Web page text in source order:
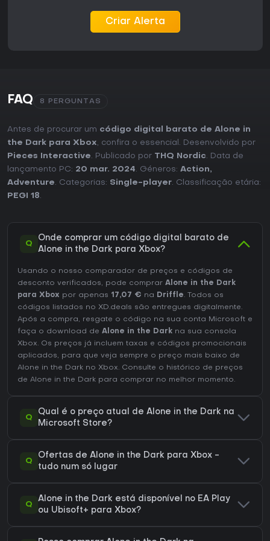
recompensadora, especialmente no modo Old School, que
aumenta a imersão. Quem busca combate polido ou
Criar Alerta
FAQ 8 PERGUNTAS
Antes de procurar um código digital barato de Alone in
the Dark para Xbox, confira o essencial. Desenvolvido por
Pieces Interactive. Publicado por THQ Nordic. Data de
lançamento PC: 20 mar. 2024. Géneros: Action,
Adventure. Categorias: Single-player. Classificação etária:
PEGI 18.
Q
Onde comprar um código digital barato de
Alone in the Dark para Xbox?
Usando o nosso comparador de preços e códigos de
desconto verificados, pode comprar Alone in the Dark
para Xbox por apenas 17,07 € na Driffle. Todos os
códigos listados no XD.deals são entregues digitalmente.
Após a compra, resgate o código na sua conta Microsoft e
faça o download de Alone in the Dark na sua consola
Xbox. Os preços já incluem taxas e códigos promocionais
aplicados, para que veja sempre o preço mais baixo de
Alone in the Dark no Xbox. Consulte o histórico de preços
de Alone in the Dark para comprar no melhor momento.
Q
Qual é o preço atual de Alone in the Dark na
Microsoft Store?
Q
Ofertas de Alone in the Dark para Xbox -
tudo num só lugar
Q
Alone in the Dark está disponível no EA Play
ou Ubisoft+ para Xbox?